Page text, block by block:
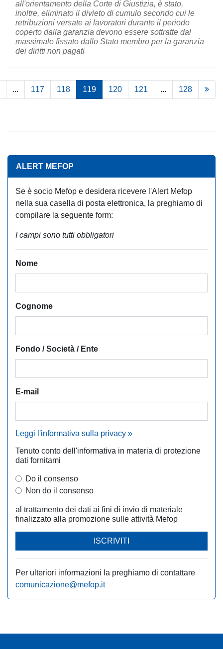
all'orientamento della Corte di Giustizia, è stato,
inoltre, eliminato il divieto di cumulo secondo cui le
retribuzioni versate ai lavoratori durante il periodo
coperto dalla garanzia devono essere sottratte dal
massimale fissato dallo Stato membro per la garanzia
dei diritti non pagati
... 117 118 119 120 121 ... 128
ALERT MEFOP
Se è socio Mefop e desidera ricevere l'Alert Mefop
nella sua casella di posta elettronica, la preghiamo di
compilare la seguente form:
I campi sono tutti obbligatori
Nome
Cognome
Fondo / Società / Ente
E-mail
Leggi l'informativa sulla privacy »
Tenuto conto dell'informativa in materia di protezione
dati fornitami
Do il consenso
Non do il consenso
al trattamento dei dati ai fini di invio di materiale
finalizzato alla promozione sulle attività Mefop
ISCRIVITI
Per ulteriori informazioni la preghiamo di contattare
comunicazione@mefop.it